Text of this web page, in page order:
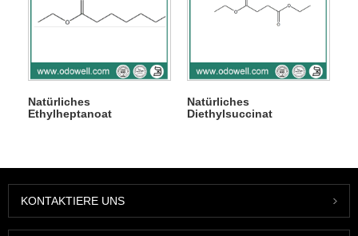
Natürliches
Ethylheptanoat
Natürliches
Diethylsuccinat
KONTAKTIERE UNS